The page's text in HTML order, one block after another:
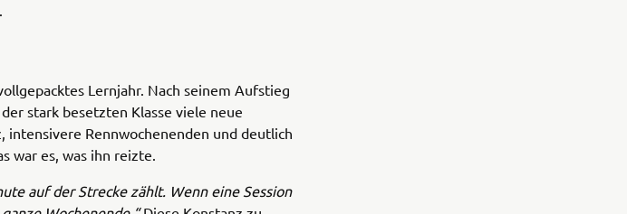
Lernjahr. Nach seinem Aufstieg
stark besetzten Klasse viele neue
Rennwochenenden und deutlich
war es, was ihn reizte.
auf der Strecke zählt. Wenn eine Session